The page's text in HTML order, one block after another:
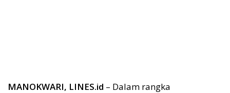
MANOKWARI, LINES.id – Dalam rangka